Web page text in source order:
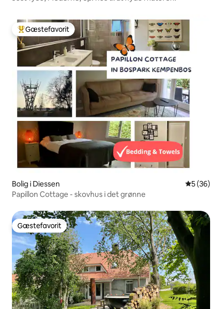
Bedste gæstefavorit
Gæstefavorit
Bolig i Diessen 5 ud af 5 i
5 (36)
Papillon Cottage - skovhus i det grønne
Gæstefavorit
Gæstefavorit